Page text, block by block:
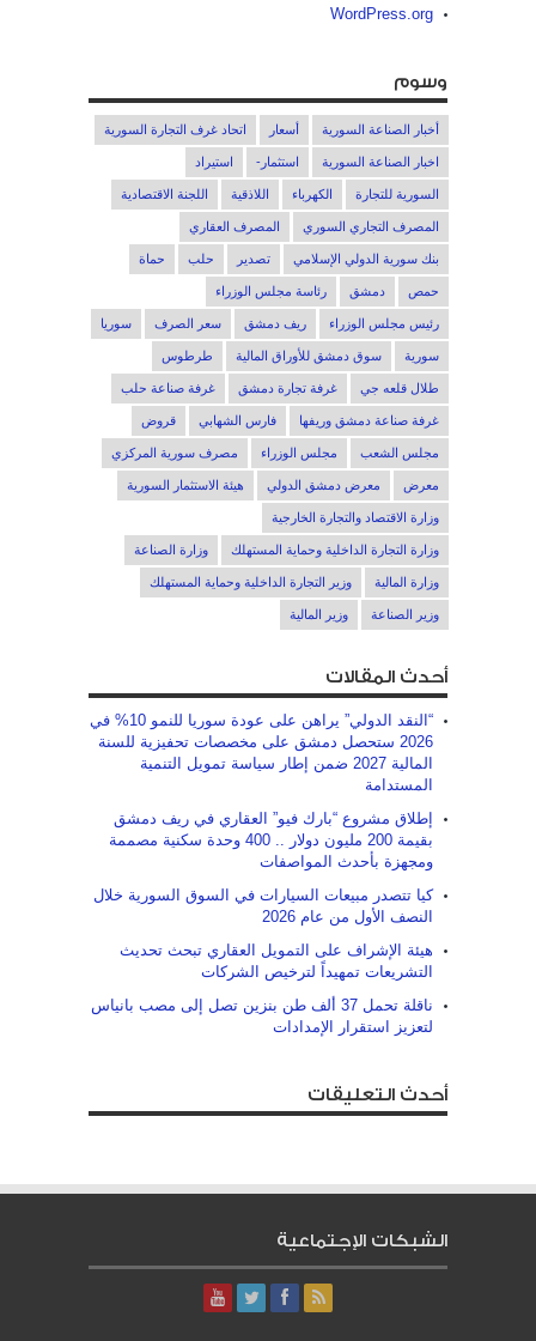
WordPress.org
وسوم
أخبار الصناعة السورية أسعار اتحاد غرف التجارة السورية
اخبار الصناعة السورية استثمار- استيراد
السورية للتجارة الكهرباء اللاذقية اللجنة الاقتصادية
المصرف التجاري السوري المصرف العقاري
بنك سورية الدولي الإسلامي تصدير حلب حماة
حمص دمشق رئاسة مجلس الوزراء
رئيس مجلس الوزراء ريف دمشق سعر الصرف سوريا
سورية سوق دمشق للأوراق المالية طرطوس
طلال قلعه جي غرفة تجارة دمشق غرفة صناعة حلب
غرفة صناعة دمشق وريفها فارس الشهابي قروض
مجلس الشعب مجلس الوزراء مصرف سورية المركزي
معرض معرض دمشق الدولي هيئة الاستثمار السورية
وزارة الاقتصاد والتجارة الخارجية
وزارة التجارة الداخلية وحماية المستهلك وزارة الصناعة
وزارة المالية وزير التجارة الداخلية وحماية المستهلك
وزير الصناعة وزير المالية
أحدث المقالات
“النقد الدولي” يراهن على عودة سوريا للنمو 10% في
2026 ستحصل دمشق على مخصصات تحفيزية للسنة
المالية 2027 ضمن إطار سياسة تمويل التنمية
المستدامة
إطلاق مشروع “بارك فيو” العقاري في ريف دمشق
بقيمة 200 مليون دولار .. 400 وحدة سكنية مصممة
ومجهزة بأحدث المواصفات
كيا تتصدر مبيعات السيارات في السوق السورية خلال
النصف الأول من عام 2026
هيئة الإشراف على التمويل العقاري تبحث تحديث
التشريعات تمهيداً لترخيص الشركات
ناقلة تحمل 37 ألف طن بنزين تصل إلى مصب بانياس
لتعزيز استقرار الإمدادات
أحدث التعليقات
الشبكات الإجتماعية